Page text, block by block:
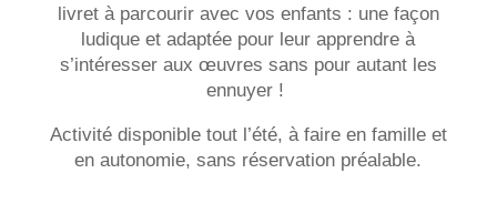
livret à parcourir avec vos enfants : une façon
ludique et adaptée pour leur apprendre à
s’intéresser aux œuvres sans pour autant les
ennuyer !
Activité disponible tout l’été, à faire en famille et
en autonomie, sans réservation préalable.